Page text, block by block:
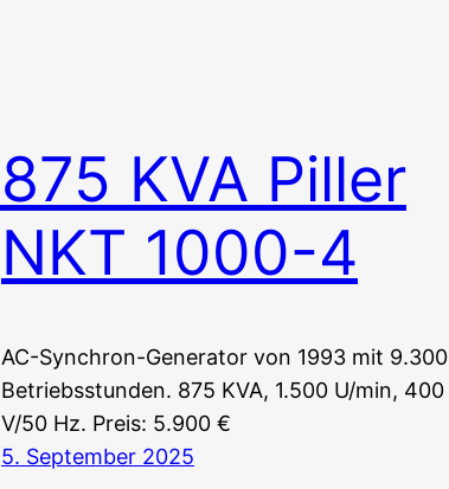
875 KVA Piller
NKT 1000-4
AC-Synchron-Generator von 1993 mit 9.300
Betriebsstunden. 875 KVA, 1.500 U/min, 400
V/50 Hz. Preis: 5.900 €
5. September 2025